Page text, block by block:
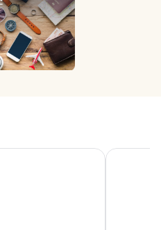
빌라 사사